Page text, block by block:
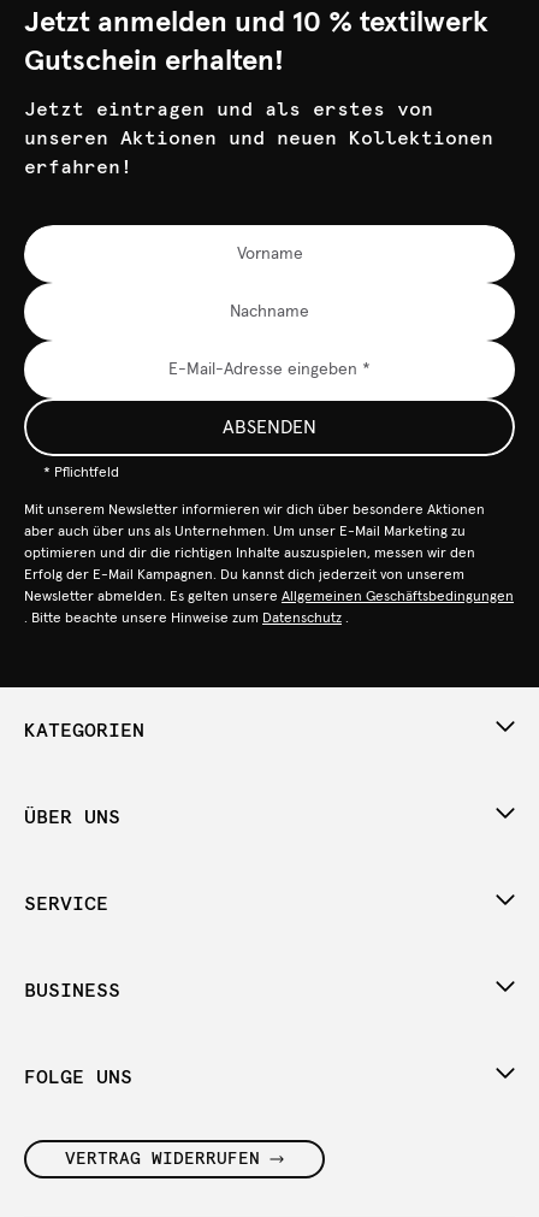
Jetzt anmelden und 10 % textilwerk
Gutschein erhalten!
Jetzt eintragen und als erstes von
unseren Aktionen und neuen Kollektionen
erfahren!
ABSENDEN
* Pflichtfeld
Mit unserem Newsletter informieren wir dich über besondere Aktionen
aber auch über uns als Unternehmen. Um unser E-Mail Marketing zu
optimieren und dir die richtigen Inhalte auszuspielen, messen wir den
Erfolg der E-Mail Kampagnen. Du kannst dich jederzeit von unserem
Newsletter abmelden. Es gelten unsere Allgemeinen Geschäftsbedingungen
. Bitte beachte unsere Hinweise zum Datenschutz .
KATEGORIEN
ÜBER UNS
SERVICE
BUSINESS
FOLGE UNS
VERTRAG WIDERRUFEN